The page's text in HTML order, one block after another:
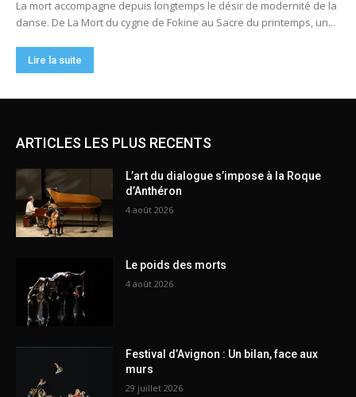
ARTICLES LES PLUS RECENTS
L’art du dialogue s’impose à la Roque
d’Anthéron
4 août 2026
Le poids des morts
4 août 2026
Festival d’Avignon : Un bilan, face aux
murs
29 juillet 2026